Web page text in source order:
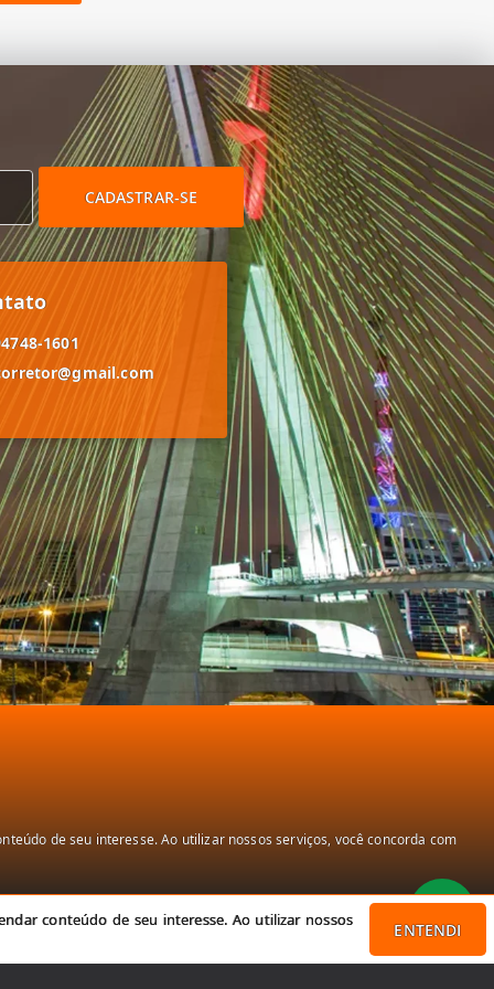
CADASTRAR-SE
1601
de seu interesse. Ao utilizar nossos serviços, você concorda com
conteúdo de seu interesse. Ao utilizar nossos
ENTENDI